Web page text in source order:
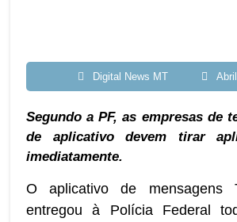
Digital News MT
Segundo a PF, as empresas de
de aplicativo devem tirar
imediatamente.
O aplicativo de mensagens
entregou à Polícia Federal